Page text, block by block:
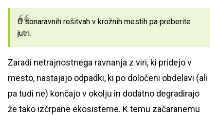
O sonaravnih rešitvah v krožnih mestih pa preberite
jutri.
Zaradi netrajnostnega ravnanja z viri, ki pridejo v
mesto, nastajajo odpadki, ki po določeni obdelavi (ali
pa tudi ne) končajo v okolju in dodatno degradirajo
že tako izčrpane ekosisteme. K temu začaranemu